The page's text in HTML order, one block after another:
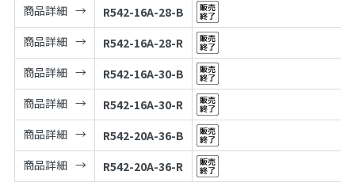
商品詳細
R542-16A-28-B
商品詳細
R542-16A-28-R
商品詳細
R542-16A-30-B
商品詳細
R542-16A-30-R
商品詳細
R542-20A-36-B
商品詳細
R542-20A-36-R